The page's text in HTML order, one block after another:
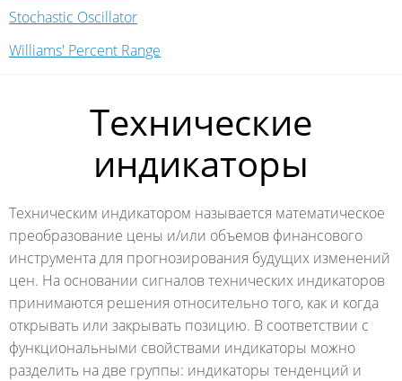
Stochastic Oscillator
Williams' Percent Range
Технические
индикаторы
Техническим индикатором называется математическое
преобразование цены и/или объемов финансового
инструмента для прогнозирования будущих изменений
цен. На основании сигналов технических индикаторов
принимаются решения относительно того, как и когда
открывать или закрывать позицию. В соответствии с
функциональными свойствами индикаторы можно
разделить на две группы: индикаторы тенденций и